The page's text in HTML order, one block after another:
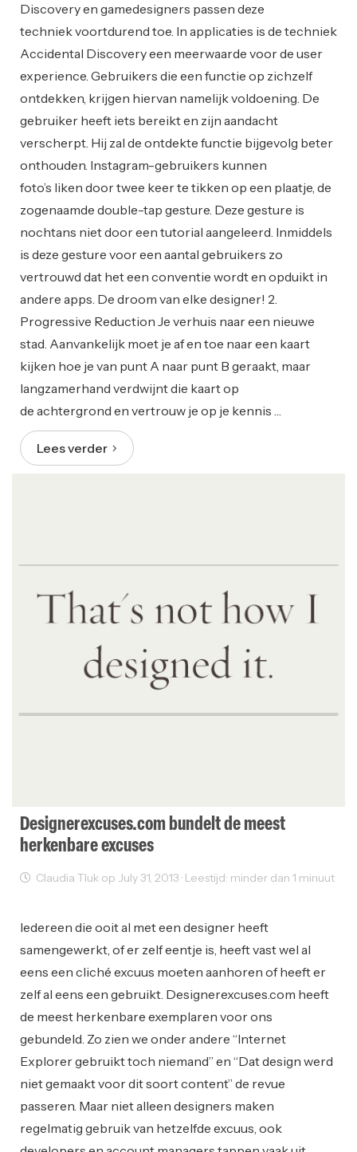
Discovery en gamedesigners passen deze
techniek voortdurend toe. In applicaties is de techniek
Accidental Discovery een meerwaarde voor de user
experience. Gebruikers die een functie op zichzelf
ontdekken, krijgen hiervan namelijk voldoening. De
gebruiker heeft iets bereikt en zijn aandacht
verscherpt. Hij zal de ontdekte functie bijgevolg beter
onthouden. Instagram-gebruikers kunnen
foto’s liken door twee keer te tikken op een plaatje, de
zogenaamde double-tap gesture. Deze gesture is
nochtans niet door een tutorial aangeleerd. Inmiddels
is deze gesture voor een aantal gebruikers zo
vertrouwd dat het een conventie wordt en opduikt in
andere apps. De droom van elke designer! 2.
Progressive Reduction Je verhuis naar een nieuwe
stad. Aanvankelijk moet je af en toe naar een kaart
kijken hoe je van punt A naar punt B geraakt, maar
langzamerhand verdwijnt die kaart op
de achtergrond en vertrouw je op je kennis …
Lees verder
Designerexcuses.com bundelt de meest
herkenbare excuses
Claudia Tluk op July 31, 2013 · Leestijd: minder dan 1 minuut
Iedereen die ooit al met een designer heeft
samengewerkt, of er zelf eentje is, heeft vast wel al
eens een cliché excuus moeten aanhoren of heeft er
zelf al eens een gebruikt. Designerexcuses.com heeft
de meest herkenbare exemplaren voor ons
gebundeld. Zo zien we onder andere “Internet
Explorer gebruikt toch niemand” en “Dat design werd
niet gemaakt voor dit soort content” de revue
passeren. Maar niet alleen designers maken
regelmatig gebruik van hetzelfde excuus, ook